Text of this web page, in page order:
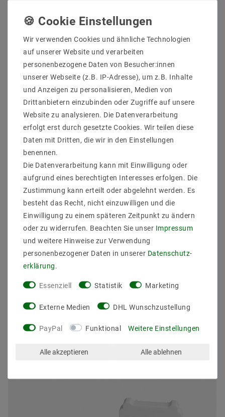
Sicher
einkaufen
Schnelle
Lieferung
Beratung
Weitere Details
Informationen zur Produktsicherheit
Technisches
Merkmal
Wert
Zustand
Neu
Modell
LBSZBSBADPS2X2
Hersteller
Mextronic
Inhalt
1 Stück
Wir verwenden Cookies und ähnliche Technologien
auf unserer Website und verarbeiten
personenbezogene Daten von Besucher:innen
unserer Webseite (z.B. IP-Adresse), um z.B. Inhalte
und Anzeigen zu personalisieren, Medien von
Drittanbietern einzubinden oder Zugriffe auf unsere
Website zu analysieren. Die Datenverarbeitung
erfolgt erst durch gesetzte Cookies. Wir teilen diese
Daten mit Dritten, die wir in den Einstellungen
benennen.
Die Datenverarbeitung kann mit Einwilligung oder
aufgrund eines berechtigten Interesses erfolgen. Die
Zustimmung kann erteilt oder abgelehnt werden. Es
besteht das Recht, nicht einzuwilligen und die
Einwilligung zu einem späteren Zeitpunkt zu ändern
oder zu widerrufen. Beachten Sie unser Impressum
und weitere Hinweise zur Verwendung
personenbezogener Daten in unserer Daten­schutz­
erklärung.
Essenziell Statistik Marketing
Externe Medien DHL Wunschzustellung
PayPal Funktional Weitere Einstellungen
Alle akzeptieren Alle ablehnen